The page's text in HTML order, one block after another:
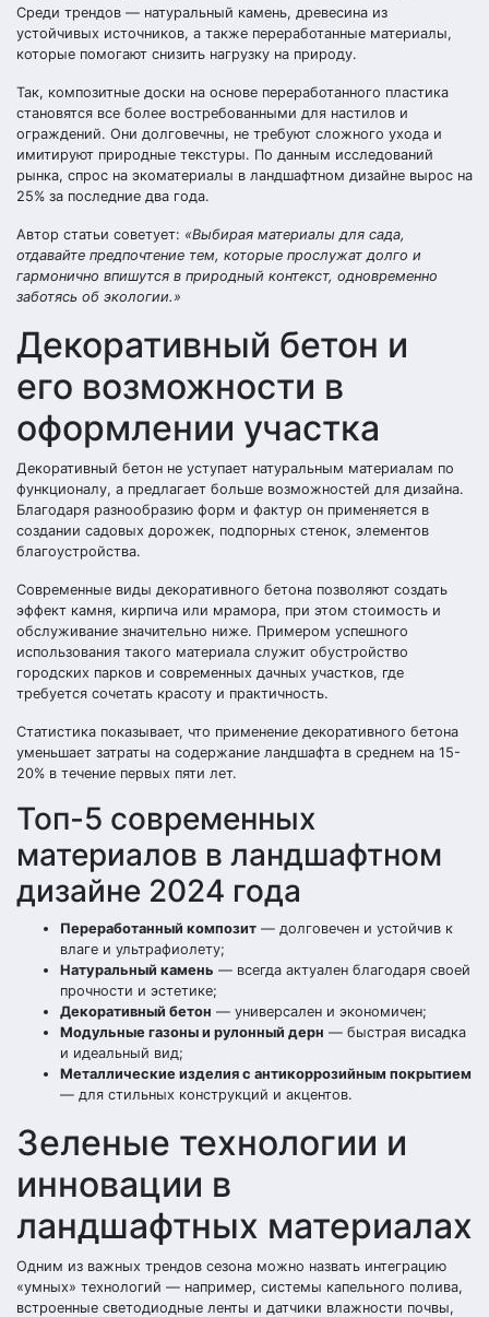
Среди трендов — натуральный камень, древесина из
устойчивых источников, а также переработанные материалы,
которые помогают снизить нагрузку на природу.
Так, композитные доски на основе переработанного пластика
становятся все более востребованными для настилов и
ограждений. Они долговечны, не требуют сложного ухода и
имитируют природные текстуры. По данным исследований
рынка, спрос на экоматериалы в ландшафтном дизайне вырос на
25% за последние два года.
Автор статьи советует: «Выбирая материалы для сада,
отдавайте предпочтение тем, которые прослужат долго и
гармонично впишутся в природный контекст, одновременно
заботясь об экологии.»
Декоративный бетон и
его возможности в
оформлении участка
Декоративный бетон не уступает натуральным материалам по
функционалу, а предлагает больше возможностей для дизайна.
Благодаря разнообразию форм и фактур он применяется в
создании садовых дорожек, подпорных стенок, элементов
благоустройства.
Современные виды декоративного бетона позволяют создать
эффект камня, кирпича или мрамора, при этом стоимость и
обслуживание значительно ниже. Примером успешного
использования такого материала служит обустройство
городских парков и современных дачных участков, где
требуется сочетать красоту и практичность.
Статистика показывает, что применение декоративного бетона
уменьшает затраты на содержание ландшафта в среднем на 15-
20% в течение первых пяти лет.
Топ-5 современных
материалов в ландшафтном
дизайне 2024 года
Переработанный композит — долговечен и устойчив к
влаге и ультрафиолету;
Натуральный камень — всегда актуален благодаря своей
прочности и эстетике;
Декоративный бетон — универсален и экономичен;
Модульные газоны и рулонный дерн — быстрая висадка
и идеальный вид;
Металлические изделия с антикоррозийным покрытием
— для стильных конструкций и акцентов.
Зеленые технологии и
инновации в
ландшафтных материалах
Одним из важных трендов сезона можно назвать интеграцию
«умных» технологий — например, системы капельного полива,
встроенные светодиодные ленты и датчики влажности почвы,